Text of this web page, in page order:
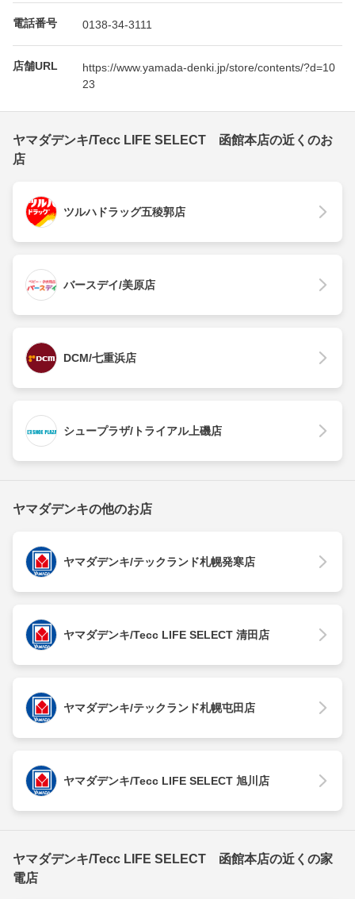
電話番号 0138-34-3111
店舗URL
https://www.yamada-denki.jp/store/contents/?d=10
23
ヤマダデンキ/Tecc LIFE SELECT 函館本店の近くのお
店
ツルハドラッグ五稜郭店
バースデイ/美原店
DCM/七重浜店
シュープラザ/トライアル上磯店
ヤマダデンキの他のお店
ヤマダデンキ/テックランド札幌発寒店
ヤマダデンキ/Tecc LIFE SELECT 清田店
ヤマダデンキ/テックランド札幌屯田店
ヤマダデンキ/Tecc LIFE SELECT 旭川店
ヤマダデンキ/Tecc LIFE SELECT 函館本店の近くの家
電店